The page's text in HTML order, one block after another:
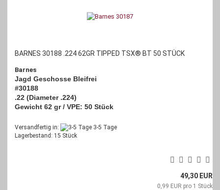
BARNES 30188 .224 62GR TIPPED TSX® BT 50 STÜCK
Barnes
Jagd Geschosse Bleifrei
#30188
.22 (Diameter .224)
Gewicht 62 gr / VPE: 50 Stück
Versandfertig in:
3-5 Tage
Lagerbestand: 15 Stück
49,30 EUR
0,99 EUR pro 1 Stück